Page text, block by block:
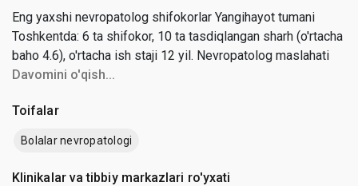
Eng yaxshi nevropatolog shifokorlar Yangihayot tumani
Toshkentda: 6 ta shifokor, 10 ta tasdiqlangan sharh (o'rtacha
baho 4.6), o'rtacha ish staji 12 yil. Nevropatolog maslahati
narxi 80 000 dan 200 000 so'mgacha (o'rtacha narxi 140 000
Davomini o'qish...
Toifalar
Bolalar nevropatologi
Klinikalar va tibbiy markazlari ro'yxati